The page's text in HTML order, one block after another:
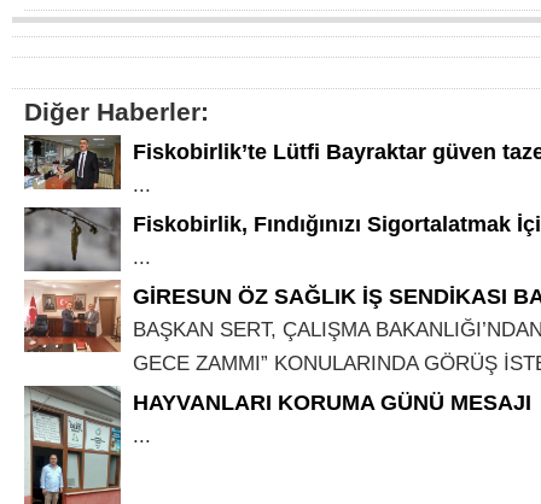
Diğer Haberler:
Fiskobirlik’te Lütfi Bayraktar güven
...
Fiskobirlik, Fındığınızı Sigortalatmak
...
GİRESUN ÖZ SAĞLIK İŞ SENDİKASI
BAŞKAN SERT, ÇALIŞMA
GECE ZAMMI” KONULARINDA GÖRÜŞ
HAYVANLARI KORUMA GÜNÜ MESAJI
...